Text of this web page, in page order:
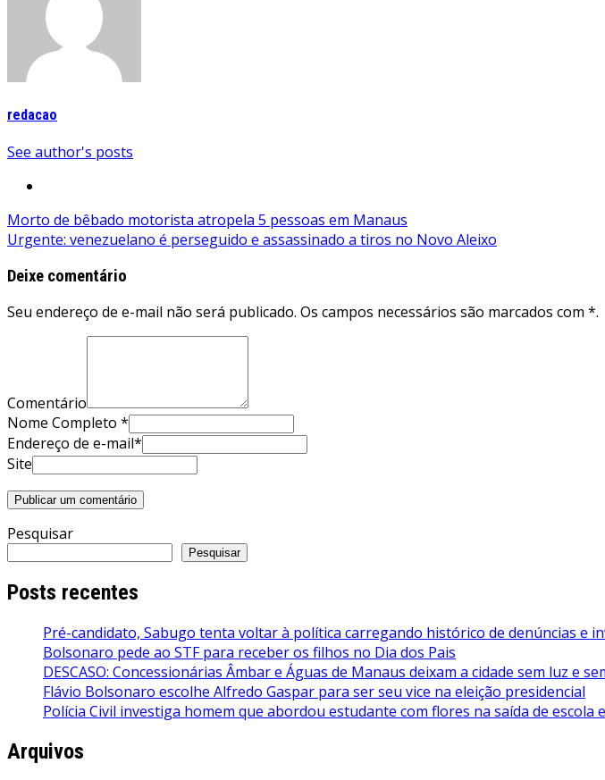
redacao
See author's posts
Navegação
de
Post
Morto de bêbado motorista atropela 5 pessoas em Manaus
Urgente: venezuelano é perseguido e assassinado a tiros no Novo Aleixo
Deixe comentário
Seu endereço de e-mail não será publicado. Os campos necessários são marcados com *.
Comentário
Nome Completo *
Endereço de e-mail*
Site
Pesquisar
Pesquisar
Posts recentes
Pré-candidato, Sabugo tenta voltar à política carregando histórico de denúncias e
Bolsonaro pede ao STF para receber os filhos no Dia dos Pais
DESCASO: Concessionárias Âmbar e Águas de Manaus deixam a cidade sem luz e
Flávio Bolsonaro escolhe Alfredo Gaspar para ser seu vice na eleição presidencial
Polícia Civil investiga homem que abordou estudante com flores na saída de escola
Arquivos